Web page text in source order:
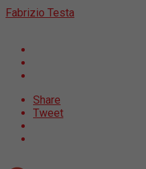
Fabrizio Testa
Share
Tweet